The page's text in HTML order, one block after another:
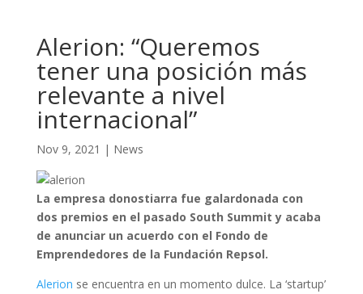
Alerion: “Queremos
tener una posición más
relevante a nivel
internacional”
Nov 9, 2021 | News
La empresa donostiarra fue galardonada con
dos premios en el pasado South Summit y acaba
de anunciar un acuerdo con el Fondo de
Emprendedores de la Fundación Repsol.
Alerion se encuentra en un momento dulce. La ‘startup’